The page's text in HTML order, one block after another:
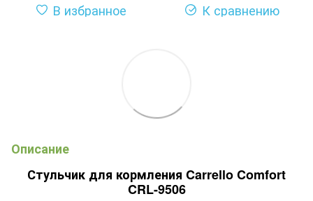
В избранное К сравнению
Описание
Стульчик для кормления Carrello Comfort
CRL-9506